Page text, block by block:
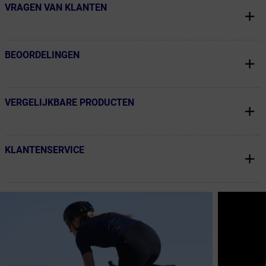
← Terug naar productnavigatie
VRAGEN VAN KLANTEN
← Terug naar productnavigatie
BEOORDELINGEN
← Terug naar productnavigatie
VERGELIJKBARE PRODUCTEN
← Terug naar productnavigatie
KLANTENSERVICE